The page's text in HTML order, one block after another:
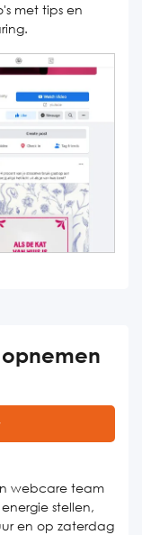
met tips en
webcare team
stellen,
en op zaterdag